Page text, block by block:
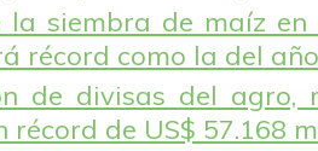
siembra de maíz en
récord como la del
de divisas del agro,
récord de US$ 57.168